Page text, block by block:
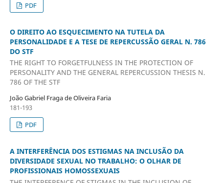
PDF
O DIREITO AO ESQUECIMENTO NA TUTELA DA
PERSONALIDADE E A TESE DE REPERCUSSÃO GERAL N. 786
DO STF
THE RIGHT TO FORGETFULNESS IN THE PROTECTION OF
PERSONALITY AND THE GENERAL REPERCUSSION THESIS N.
786 OF THE STF
João Gabriel Fraga de Oliveira Faria
181-193
PDF
A INTERFERÊNCIA DOS ESTIGMAS NA INCLUSÃO DA
DIVERSIDADE SEXUAL NO TRABALHO: O OLHAR DE
PROFISSIONAIS HOMOSSEXUAIS